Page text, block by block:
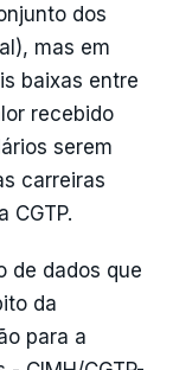
dos
mas em
baixas entre
recebido
serem
carreiras
CGTP.
de dados que
da
para a